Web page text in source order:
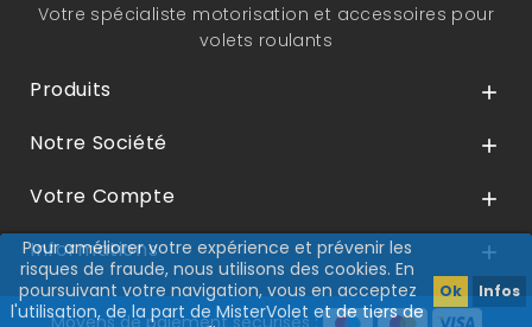
Pour améliorer votre expérience et prévenir les
risques de fraude, nous utilisons des cookies. En
poursuivant votre navigation, vous en acceptez
l'utilisation, de la part de MisterVolet et de tiers de
Ok Infos
Votre spécialiste motorisation et accessoires pour
volets roulants
Produits 
Notre Société 
Votre Compte 
Informations 
Moyens de paiement sécurisés :